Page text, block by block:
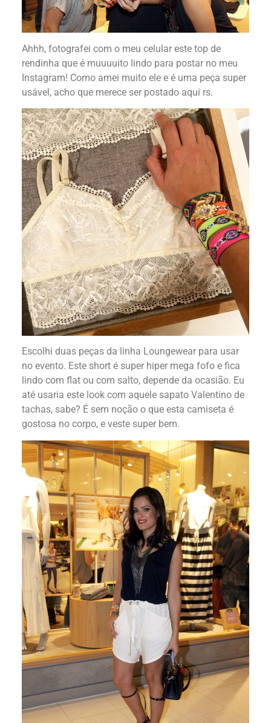
Ahhh, fotografei com o meu celular este top de
rendinha que é muuuuito lindo para postar no meu
Instagram! Como amei muito ele e é uma peça super
usável, acho que merece ser postado aqui rs.
Escolhi duas peças da linha Loungewear para usar
no evento. Este short é super hiper mega fofo e fica
lindo com flat ou com salto, depende da ocasião. Eu
até usaria este look com aquele sapato Valentino de
tachas, sabe? É sem noção o que esta camiseta é
gostosa no corpo, e veste super bem.